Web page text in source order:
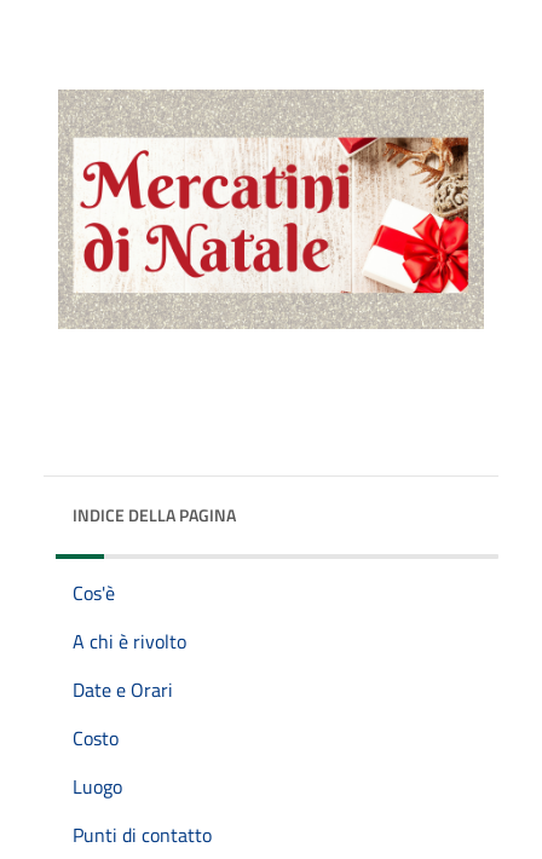
INDICE DELLA PAGINA
Cos'è
A chi è rivolto
Date e Orari
Costo
Luogo
Punti di contatto